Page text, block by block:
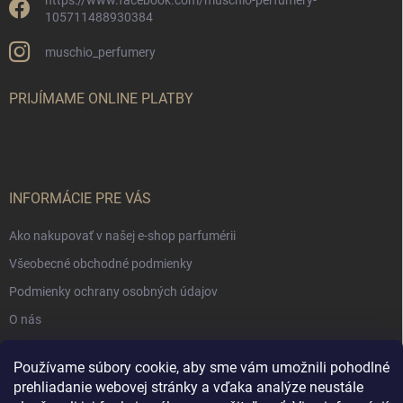
Používame súbory cookie, aby sme vám umožnili pohodlné
prehliadanie webovej stránky a vďaka analýze neustále
105711488930384
muschio_perfumery
PRIJÍMAME ONLINE PLATBY
INFORMÁCIE PRE VÁS
Ako nakupovať v našej e-shop parfumérii
Všeobecné obchodné podmienky
Podmienky ochrany osobných údajov
O nás
NÁKUPNÝ KOŠÍK